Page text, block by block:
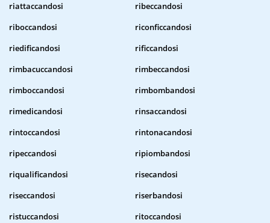
riattaccandosi
ribeccandosi
riboccandosi
riconficcandosi
riedificandosi
rificcandosi
rimbacuccandosi
rimbeccandosi
rimboccandosi
rimbombandosi
rimedicandosi
rinsaccandosi
rintoccandosi
rintonacandosi
ripeccandosi
ripiombandosi
riqualificandosi
risecandosi
riseccandosi
riserbandosi
ristuccandosi
ritoccandosi